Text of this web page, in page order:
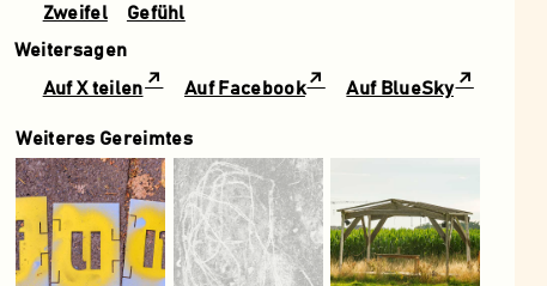
Zweifel
Gefühl
Weitersagen
Auf X teilen
Auf Facebook Auf BlueSky
Weiteres Gereimtes